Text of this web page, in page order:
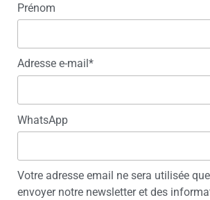
Prénom
Adresse e-mail*
WhatsApp
Votre adresse email ne sera utilisée
envoyer notre newsletter et des